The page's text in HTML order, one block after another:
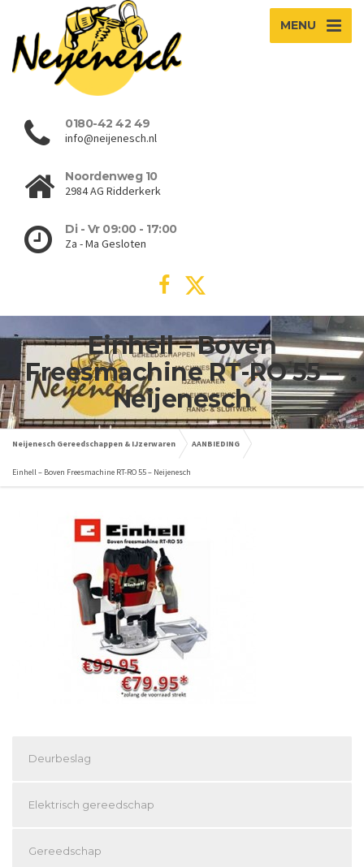
MENU
0180-42 42 49
info@neijenesch.nl
Noordenweg 10
2984 AG Ridderkerk
Di - Vr 09:00 - 17:00
Za - Ma Gesloten
Einhell – Boven
Freesmachine RT-RO 55 –
Neijenesch
Neijenesch Gereedschappen & IJzerwaren AANBIEDING
Einhell – Boven Freesmachine RT-RO 55 – Neijenesch
Deurbeslag
Elektrisch gereedschap
Gereedschap